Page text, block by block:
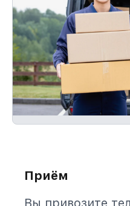
Приём
Вы привозите